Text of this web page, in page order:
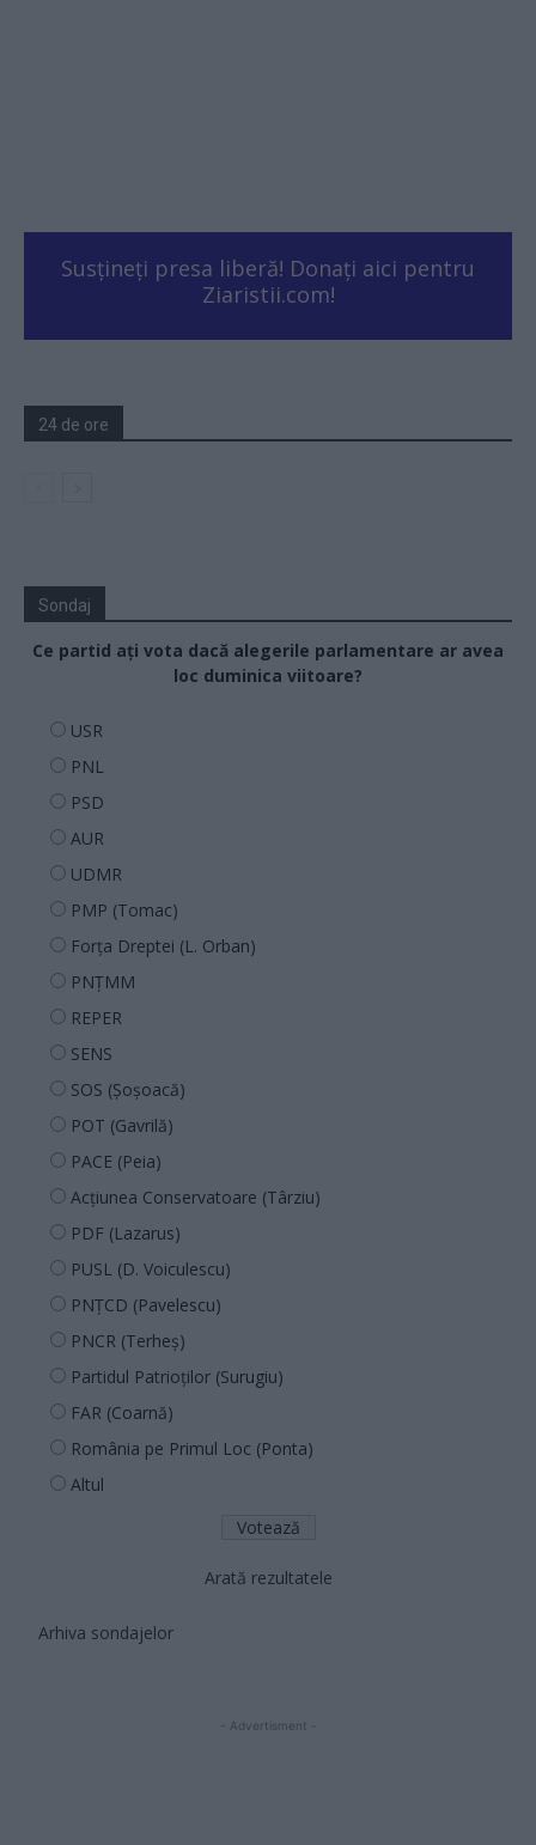
Susțineți presa liberă! Donați aici pentru
Ziaristii.com!
24 de ore
Sondaj
Ce partid ați vota dacă alegerile parlamentare ar avea
loc duminica viitoare?
USR
PNL
PSD
AUR
UDMR
PMP (Tomac)
Forța Dreptei (L. Orban)
PNȚMM
REPER
SENS
SOS (Șoșoacă)
POT (Gavrilă)
PACE (Peia)
Acțiunea Conservatoare (Târziu)
PDF (Lazarus)
PUSL (D. Voiculescu)
PNȚCD (Pavelescu)
PNCR (Terheș)
Partidul Patrioților (Surugiu)
FAR (Coarnă)
România pe Primul Loc (Ponta)
Altul
Arată rezultatele
Arhiva sondajelor
- Advertisment -